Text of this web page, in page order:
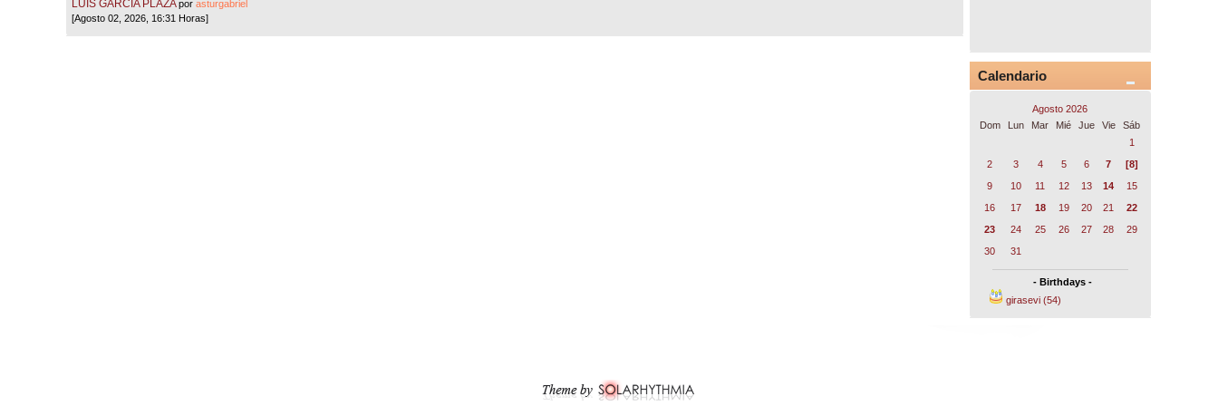
LUIS GARCÍA PLAZA porasturgabriel
[Agosto 02, 2026, 16:31 Horas]
Calendario
Agosto 2026
Dom
Lun Mar Mié Jue Vie
Sáb
1
2
3 4 5 6 7
[8]
9
10 11 12 13 14
15
16
17 18 19 20 21
22
23
24 25 26 27 28
29
30
31
- Birthdays -
girasevi (54)